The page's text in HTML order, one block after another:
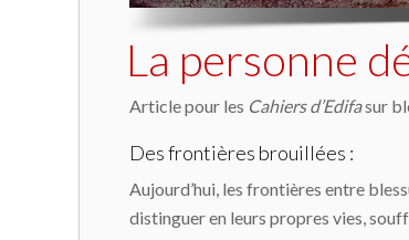
La personne
Article pour les Cahiers d’Edifasur
Des frontières brouillées :
Aujourd’hui, les frontières entre
distinguer en leurs propres vies,